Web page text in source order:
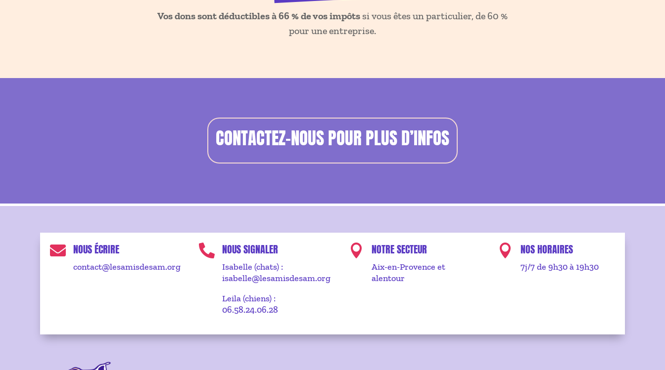
Vos dons sont déductibles à 66 % de vos impôtssi vous êtes un particulier, de 60 %
pour une entreprise.
CONTACTEZ-NOUS POUR PLUS D’INFOS
 NOUS ÉCRIRE
contact@lesamisdesam.org
 NOUS SIGNALER
Isabelle (chats) :
isabelle@lesamisdesam.org
Leila (chiens) :
06.58.24.06.28
 NOTRE SECTEUR
Aix-en-Provence et
alentour
 NOS HORAIRES
7j/7 de 9h30 à 19h30